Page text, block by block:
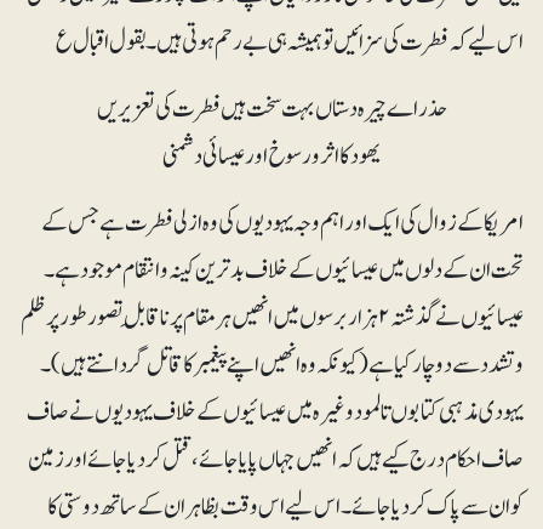
اس لیے کہ فطرت کی سزائیں تو ہمیشہ ہی بے رحم ہوتی ہیں۔ بقول اقبال ع
حذر اے چیرہ دستاں بہت سخت ہیں فطرت کی تعزیریں
یھود کا اثر ورسوخ اور عیسائی دشمنی
امریکا کے زوال کی ایک اور اہم وجہ یہودیوں کی وہ ازلی فطرت ہے جس کے
تحت ان کے دلوں میں عیسائیوں کے خلاف بدترین کینہ و انتقام موجود ہے۔
عیسائیوں نے گذشتہ ۲ ہزار برسوں میں انھیں ہر مقام پر ناقابلِ تصور طور پر ظلم
و تشدد سے دوچار کیا ہے (کیونکہ وہ انھیں اپنے پیغمبر کا قاتل گردانتے ہیں)۔
یہودی مذہبی کتابوں تالمود وغیرہ میں عیسائیوں کے خلاف یہودیوں نے صاف
صاف احکام درج کیے ہیں کہ انھیں جہاں پایا جائے، قتل کردیا جائے اور زمین
کو ان سے پاک کردیا جائے۔ اس لیے اس وقت بظاہر ان کے ساتھ دوستی کا